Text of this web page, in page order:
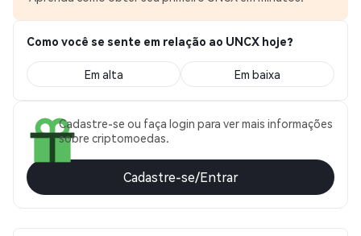
Como você se sente em relação ao UNCX hoje?
Em alta Em baixa
Cadastre-se ou faça login para ver mais informações
sobre criptomoedas.
Cadastre-se/Entrar